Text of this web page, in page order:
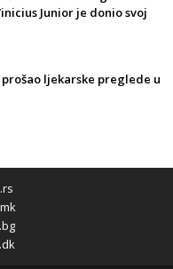
Junior je donio svoj
ljekarske preglede u